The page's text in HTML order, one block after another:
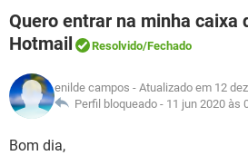
INSTAGRAM
GUIA DE COMPRAS
OUTLOOK
GUIA DE COMPRAS
JOGOS
CELULAR
OUTLOOK EXCEL
INSTAGRAM
GUIA DE COMPRAS
FÓRUM
CELULAR
GLOSSÁRIO
JOGOS
CELULAR
Quero entrar na minha caixa
Hotmail
Resolvido/Fechado
enilde campos - Atualizado em 12
Perfil bloqueado - 11 jun 2020 às
Bom dia,